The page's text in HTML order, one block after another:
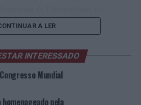
António Arroio,
pais, e tendo dificuldade em
em Lisboa, vem viver para
A LER
INTERESSADO
Mundial
pela